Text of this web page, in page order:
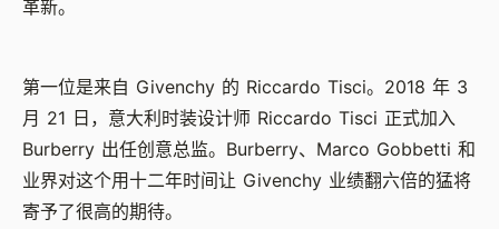
革新。
第一位是来自 Givenchy 的 Riccardo Tisci。2018 年 3
月 21 日，意大利时装设计师 Riccardo Tisci 正式加入
Burberry 出任创意总监。Burberry、Marco Gobbetti 和
业界对这个用十二年时间让 Givenchy 业绩翻六倍的猛将
寄予了很高的期待。